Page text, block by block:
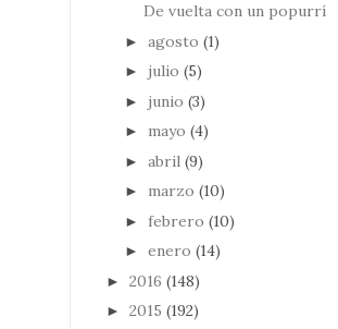
De vuelta con un popurrí
► agosto (1)
► julio (5)
► junio (3)
► mayo (4)
► abril (9)
► marzo (10)
► febrero (10)
► enero (14)
► 2016 (148)
► 2015 (192)